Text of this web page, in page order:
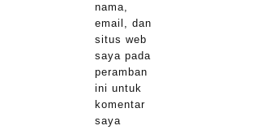
nama,
email, dan
situs web
saya pada
peramban
ini untuk
komentar
saya